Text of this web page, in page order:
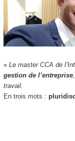
«Le master CCA de
gestion de l’entreprise
travail.
En trois mots :